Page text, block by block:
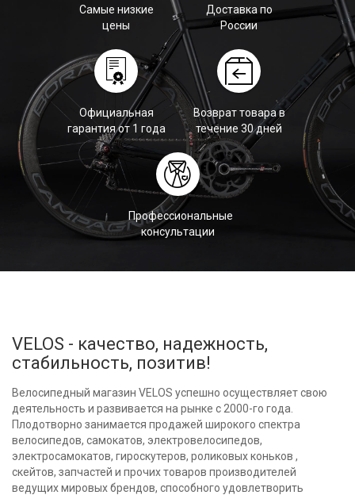
Самые низкие
цены
Доставка по
России
Официальная
гарантия от 1 года
Возврат товара в
течение 30 дней
Профессиональные
консультации
VELOS - качество, надежность,
стабильность, позитив!
Велосипедный магазин VELOS успешно осуществляет свою
деятельность и развивается на рынке с 2000-го года.
Плодотворно занимается продажей широкого спектра
велосипедов, самокатов, электровелосипедов,
электросамокатов, гироскутеров, роликовых коньков ,
скейтов, запчастей и прочих товаров производителей
ведущих мировых брендов, способного удовлетворить